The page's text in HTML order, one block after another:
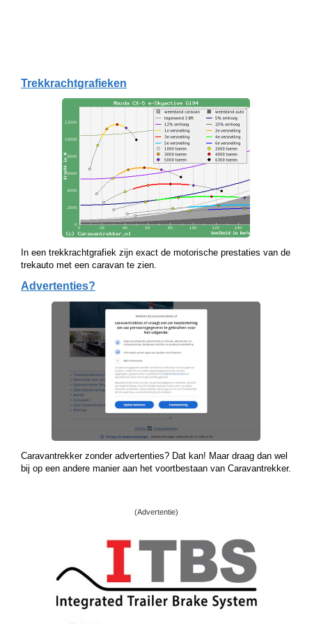
Trekkrachtgrafieken
In een trekkrachtgrafiek zijn exact de motorische prestaties van de
trekauto met een caravan te zien.
Advertenties?
Caravantrekker zonder advertenties? Dat kan! Maar draag dan wel
bij op een andere manier aan het voortbestaan van Caravantrekker.
(Advertentie)